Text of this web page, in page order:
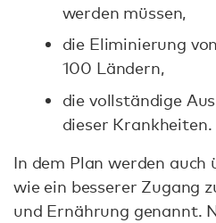
werden müssen,
die Eliminierung
100 Ländern,
die vollständige
dieser Krankheiten.
In dem Plan werden auch
wie ein besserer Zugang
und Ernährung genannt.